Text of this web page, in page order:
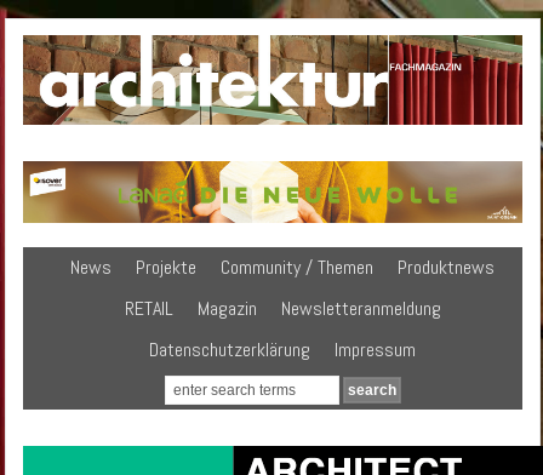
News Projekte Community / Themen
Produktnews
RETAIL
Magazin
Newsletteranmeldung
Datenschutzerklärung
Impressum